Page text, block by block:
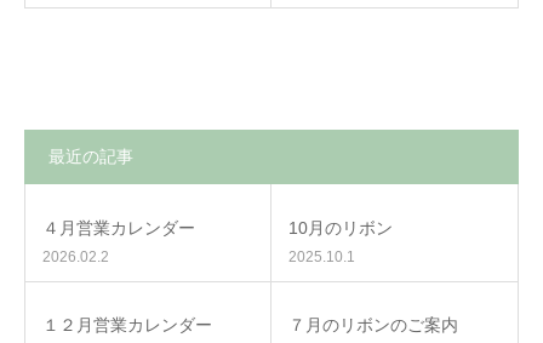
最近の記事
４月営業カレンダー
2026.02.2
10月のリボン
2025.10.1
１２月営業カレンダー ７月のリボンのご案内